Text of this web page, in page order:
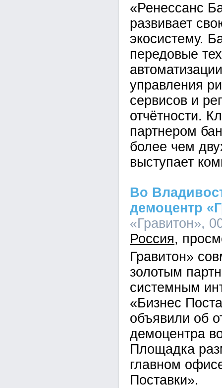
«Ренессанс
развивает
экосистему.
передовые
управления
сервисов и
отчётности.
партнером
более чем
выступает
Во
демоцентр
«Гравитон»,
Россия
Гравитон»
золотым
системным
«Бизнес
объявили об
демоцентра
Площадка
главном
Поставки».